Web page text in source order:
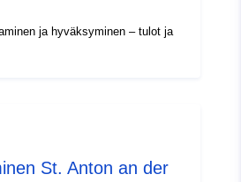
ja hyväksyminen – tulot ja
St. Anton an der